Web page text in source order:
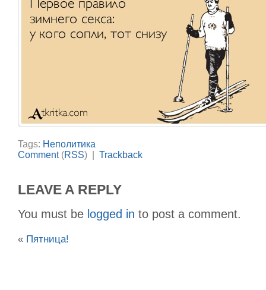
Tags: Неполитика
Comment(RSS) | Trackback
LEAVE A REPLY
You must be logged in to post a comment.
« Пятница!